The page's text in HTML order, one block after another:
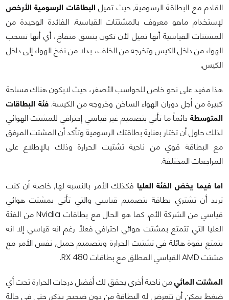
القادم مع البطاقة الرسومية, حيث تميل البطاقات الرسومية الأرخص
لإستخدام ماهو معروف بالمشتتات القياسية. الفائدة الوحيدة من
المشتتات القياسية أنها تميل لأن تكون بنسق منفاخ، أي أنها تسحب
الهواء من داخل الكيس وتخرجه من الخلف، بدلا من نفخ الهواء إلى داخل
الكيس.
هذا مفيد على نحو خاص للحواسب الأصغر، حيث لايكون هناك مساحة
كبيرة من أجل دوران الهواء الساخن وخروجه من الكيسة.فئة البطاقات
المتوسطة دائماً ما تأتي بتصميم غير قياسي إحترافي للمشتت الهوائي
لذلك حاول أن تختار بعناية بطاقتك الرسومية وتأكد أن المشتت المرفق
مع البطاقة قوي من ناحية تشتيت الحرارة وذلك بالإطلاع على
المراجعات المختلفة.
اما فيما يخض الفئة العليا فكذلك الأمر بالنسبة لها, خاصة أن كنت
تريد أن تشتري بطاقة بتصميم قياسي والتي تأتي بمشتت هوائي
قياسي من الشركة الأم, كما هو الحال مع بطاقات Nvidia من الفئة
العليا التي تتمتع بمشتت هوائي احترافي فعلاً رغم انه قياسي إلا انه
يتمتع بقوة هائلة في تشتيت الحرارة وبتصميم جميل, نفس الأمر مع
مشتت AMD القياسي المطلق مع بطاقات RX 480.
المشتت المائيمن ناحية أخرى يحقق لك أفضل درجات الحرارة تحت أي
ضغط يمكن أن تتعرض له البطاقة من دون ضجيج يذكر, حتى في حالة